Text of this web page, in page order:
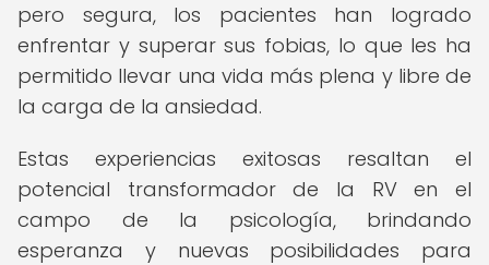
pero segura, los pacientes han logrado
enfrentar y superar sus fobias, lo que les ha
permitido llevar una vida más plena y libre de
la carga de la ansiedad.
Estas experiencias exitosas resaltan el
potencial transformador de la RV en el
campo de la psicología, brindando
esperanza y nuevas posibilidades para